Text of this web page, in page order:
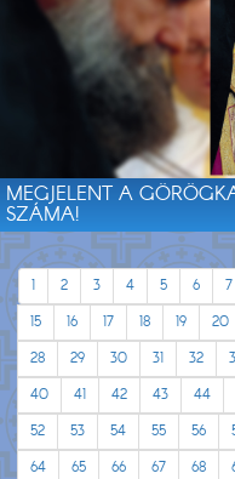
MEGJELENT A
SZÁMA!
1 2 3 4 5 6 7
15
16 17 18 19 20
28
29 30 31 32
40
41 42 43 44
52
53 54 55 56
64
65 66 67 68